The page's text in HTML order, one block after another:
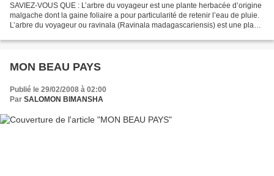
SAVIEZ-VOUS QUE : L’arbre du voyageur est une plante herbacée d’origine
malgache dont la gaine foliaire a pour particularité de retenir l’eau de pluie.
L’arbre du voyageur ou ravinala (Ravinala madagascariensis) est une plante
MON BEAU PAYS
Publié le 29/02/2008 à 02:00
Par SALOMON BIMANSHA